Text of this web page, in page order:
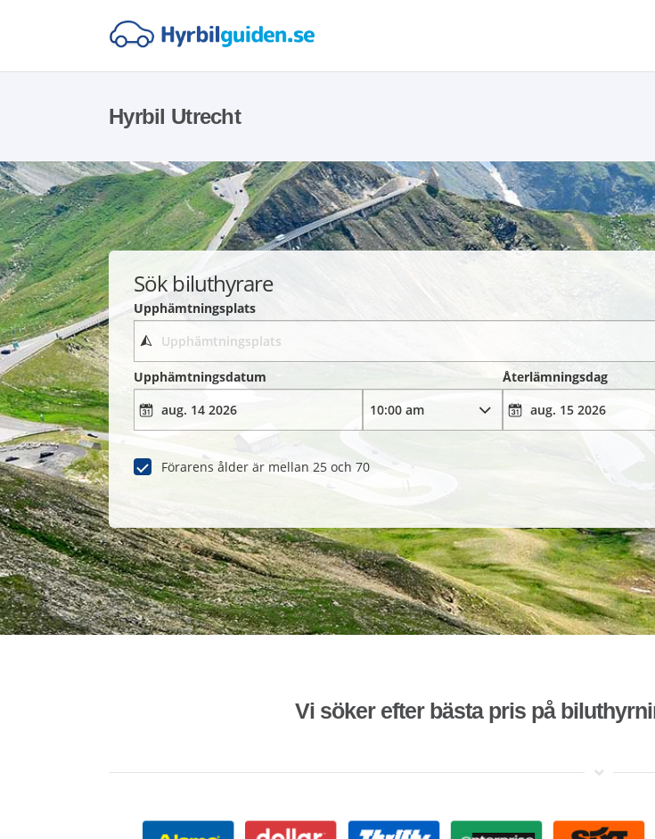
Hyrbil Utrecht
Sök biluthyrare
Upphämtningsplats
Upphämtningsdatum
Återlämningsdag
Förarens ålder är mellan 25 och 70
Vi söker efter bästa pris på